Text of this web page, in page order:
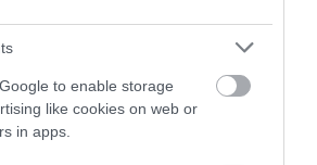
to enable storage
like cookies on web or
in apps.